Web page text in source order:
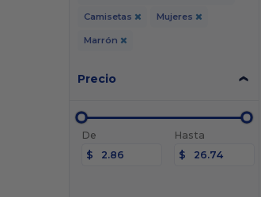
Camisetas Mujeres
Marrón
Precio
De
$
Hasta
$